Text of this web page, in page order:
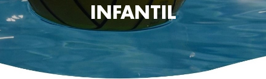
INFANTIL